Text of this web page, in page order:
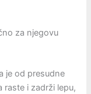
za njegovu
je od presudne
i zadrži lepu,